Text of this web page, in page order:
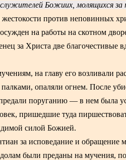
Божиих, молящихся за
против неповинных
на работы на скотном
за Христа две
на главу его возливали
опаляли огнем. После
поруганию — в нем была
пришедшие туда
силой Божией.
за исповедание и обращение
были преданы на мучения,